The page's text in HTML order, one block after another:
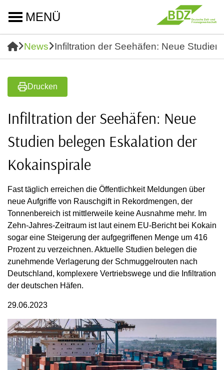
MENÜ
News Infiltration der Seehäfen: Neue
Drucken
Infiltration der Seehäfen: Neue
Studien belegen Eskalation der
Kokainspirale
Fast täglich erreichen die Öffentlichkeit Meldungen über
neue Aufgriffe von Rauschgift in Rekordmengen, der
Tonnenbereich ist mittlerweile keine Ausnahme mehr. Im
Zehn-Jahres-Zeitraum ist laut einem EU-Bericht bei Kokain
sogar eine Steigerung der aufgegriffenen Menge um 416
Prozent zu verzeichnen. Aktuelle Studien belegen die
zunehmende Verlagerung der Schmuggelrouten nach
Deutschland, komplexere Vertriebswege und die Infiltration
der deutschen Häfen.
29.06.2023